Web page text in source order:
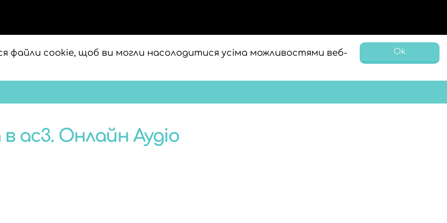
файли cookie, щоб ви могли насолодитися усіма можливостями веб-
Ok
ac3. Онлайн Аудіо